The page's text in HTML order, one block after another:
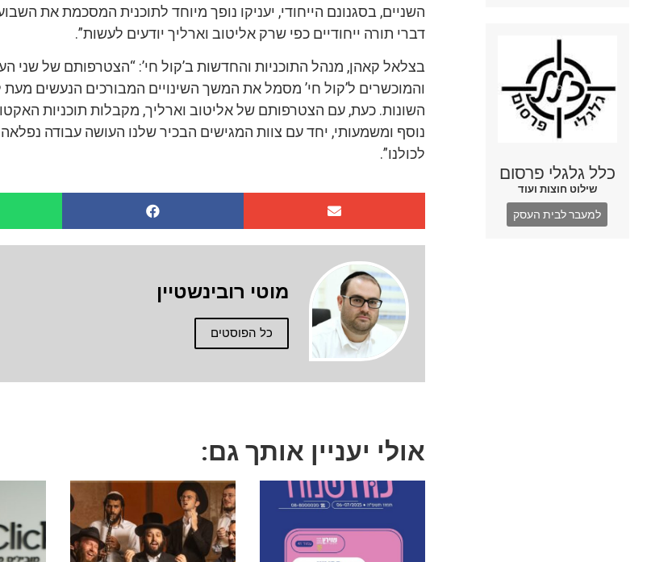
כלל גלגלי פרסום
שילוט חוצות ועוד
למעבר לבית העסק
השניים, בסגנונם הייחודי, יעניקו נופך מיוחד לתוכנית המסכמת את
דברי תורה ייחודיים כפי שרק אליטוב וארליך יודעים לעשות”.
בצלאל קאהן, מנהל התוכניות והחדשות ב’קול חי’: “הצטרפותם של שני
והמוכשרים ל’קול חי’ מסמל את המשך השינויים המבורכים הנעשים מעת
השונות. כעת, עם הצטרפותם של אליטוב וארליך, מקבלות תוכניות
נוסף ומשמעותי, יחד עם צוות המגישים הבכיר שלנו העושה עבודה
לכולנו”.
מוטי רובינשטיין
כל הפוסטים
אולי יעניין אותך גם: